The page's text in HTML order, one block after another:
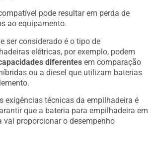
pode resultar em perda de
ao equipamento.
ser considerado é o tipo de
elétricas, por exemplo, podem
diferentes em comparação
ou a diesel que utilizam baterias
exigências técnicas da empilhadeira é
que a bateria para empilhadeira em
vai proporcionar o desempenho